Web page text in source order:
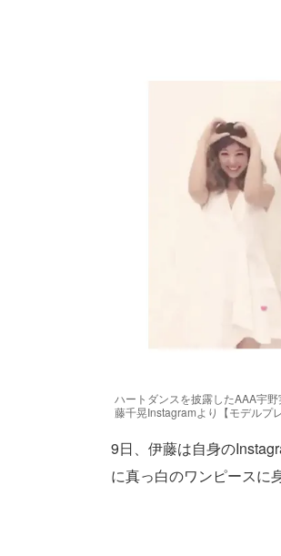
ハートダンスを披露したAAA宇
藤千晃Instagramより【モデルプレ
9日、伊藤は自身の
に真っ白のワンピースに